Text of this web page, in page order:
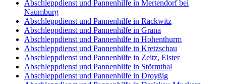
Abschleppdienst und Pannenhilfe in Mertendorf bei
Naumburg
Abschleppdienst und Pannenhilfe in Rackwitz
Abschleppdienst und Pannenhilfe in Grana
Abschleppdienst und Pannenhilfe in Hohenthurm
Abschleppdienst und Pannenhilfe in Kretzschau
Abschleppdienst und Pannenhilfe in Zeitz, Elster
Abschleppdienst und Pannenhilfe in Störmthal
Abschleppdienst und Pannenhilfe in Droyßig